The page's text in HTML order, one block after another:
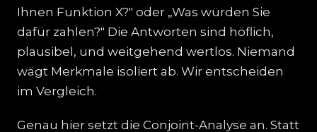
Ihnen Funktion X?" oder „Was würden Sie
dafür zahlen?" Die Antworten sind höflich,
plausibel, und weitgehend wertlos. Niemand
wägt Merkmale isoliert ab. Wir entscheiden
im Vergleich.
Genau hier setzt die Conjoint-Analyse an. Statt